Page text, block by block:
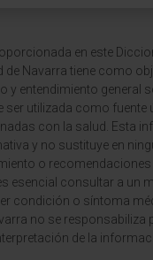
en este
de Navarra tiene como
y entendimiento general
ser utilizada como fuente
con la salud. Esta
y no sustituye en
o
esencial consultar a un
condición o síntoma
no se responsabiliza
de la